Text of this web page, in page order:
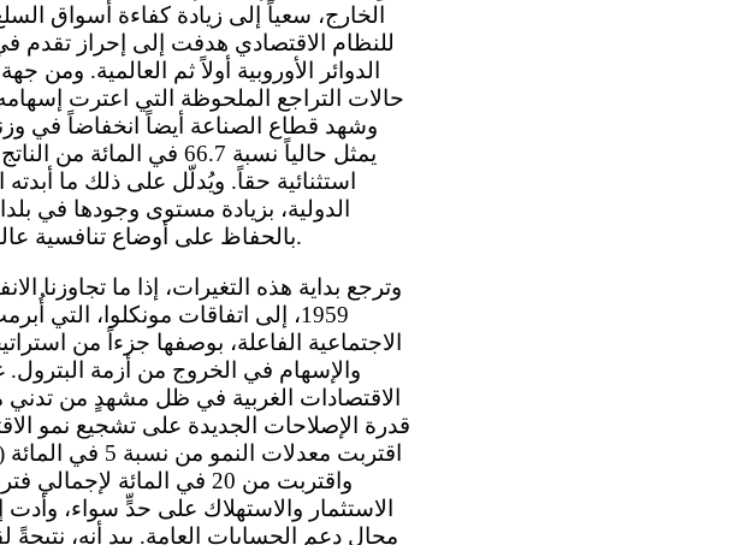
الخارج، سعياً إلى زيادة كفاءة أسواق
للنظام الاقتصادي هدفت إلى إحراز تقدم
الدوائر الأوروبية أولاً ثم العالمية.
حالات التراجع الملحوظة التي اعترت
وشهد قطاع الصناعة أيضاً انخفاضاً في
يمثل حالياً نسبة 66.7
استثنائية حقاً. ويُدلّل على ذلك ما
الدولية، بزيادة مستوى وجودها في
بالحفاظ على أوضاع تنافسية عالية المستوى بالنسبة إلى جهات أخرى عاملة في هذا القطاع.
الاجتماعية الفاعلة، بوصفها جزءاً من
والإسهام في الخروج من أزمة
الاقتصادات الغربية في ظل مشهدٍ من تدني
واقتربت من 20 في المائة
الاستثمار والاستهلاك على حدٍّ سواء،
مجال دعم الحسابات العامة. بيد أنه،